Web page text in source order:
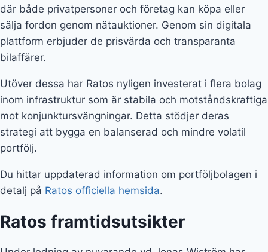
där både privatpersoner och företag kan köpa eller
sälja fordon genom nätauktioner. Genom sin digitala
plattform erbjuder de prisvärda och transparanta
bilaffärer.
Utöver dessa har Ratos nyligen investerat i flera bolag
inom infrastruktur som är stabila och motståndskraftiga
mot konjunktursvängningar. Detta stödjer deras
strategi att bygga en balanserad och mindre volatil
portfölj.
Du hittar uppdaterad information om portföljbolagen i
detalj på Ratos officiella hemsida.
Ratos framtidsutsikter